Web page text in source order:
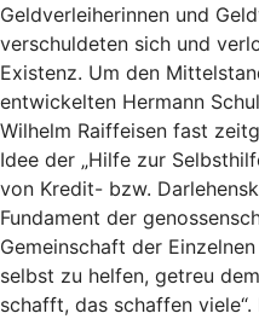
Geldverleiherinnen und
verschuldeten sich und
Existenz. Um den
entwickelten Hermann
Wilhelm Raiffeisen fast
Idee der „Hilfe zur
von Kredit- bzw.
Fundament der
Gemeinschaft der
selbst zu helfen, getreu
schafft, das schaffen